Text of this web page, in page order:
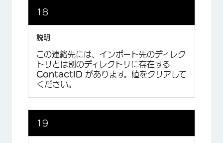
18
この連絡先には、インポート先のディレク
トリとは別のディレクトリに存在する
ContactID があります。値をクリアして
ください。
19